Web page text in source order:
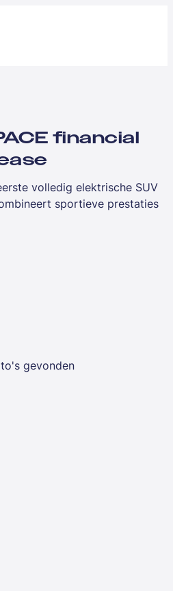
financial
volledig elektrische SUV
sportieve prestaties
luxe zakelijke auto is
die een representatief en
voor traditionele
biedt een actieradius van
directe trekkracht dankzij
financial lease spreid je de
looptijd en ben je direct
Jaguar.
gevonden